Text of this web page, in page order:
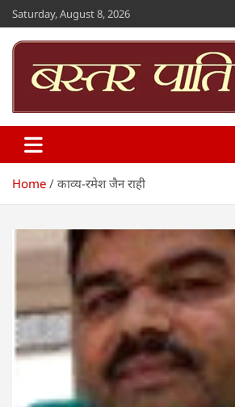
Skip
to
content
Saturday, August 8, 2026
Bastar Paati
Home काव्य-रमेश जैन राही